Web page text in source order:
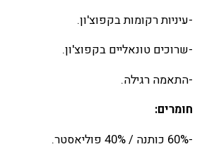
-עיניות רקומות בקפוצ'ון.
-שרוכים טונאליים בקפוצ'ון.
-התאמה רגילה.
חומרים:
-60% כותנה / 40% פוליאסטר.